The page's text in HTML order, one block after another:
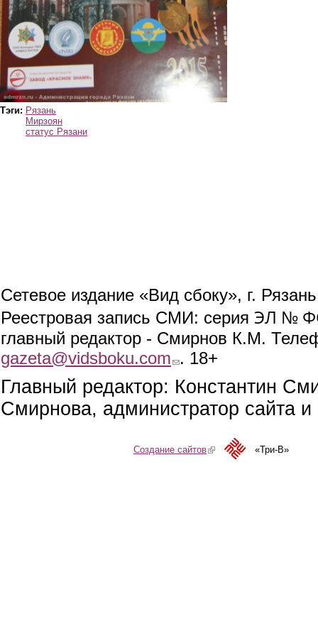
Тэги: Рязань
Мирзоян
статус Рязани
Сетевое издание «Вид сбоку», г.
Реестровая запись СМИ: серия ЭЛ №
главный редактор - Смирнов К.М.
gazeta@vidsboku.com (link sends e-mail)
. 18+
Главный редактор: Константин
Смирнова, администратор сайта
Создание сайтов(link is external)«Три-В»